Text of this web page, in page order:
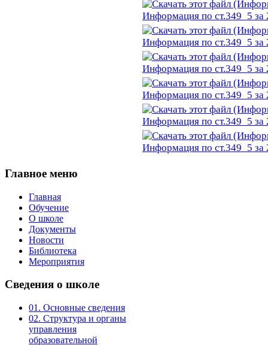
Информация по ст.349_5 за
Информация по ст.349_5 за
Информация по ст.349_5 за
Информация по ст.349_5 за
Информация по ст.349_5 за
Информация по ст.349_5 за
Главное меню
Главная
Обучение
О школе
Документы
Новости
Библиотека
Мероприятия
Сведения о школе
01. Основные сведения
02. Структура и органы
управления
образовательной